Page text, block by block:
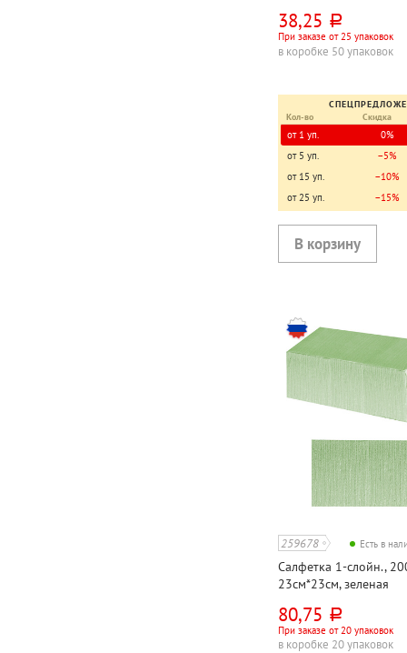
38,25 руб.
При заказе от 25 упаковок
в коробке 50 упаковок
Кол-во
Скидка
от 1 уп. 0%
от 5 уп.
−5%
от 15 уп.
−10%
от 25 уп.
−15%
259678 Есть в
Салфетка 1-слойн.,
23см*23см, зеленая
80,75 руб.
При заказе от 20 упаковок
в коробке 20 упаковок